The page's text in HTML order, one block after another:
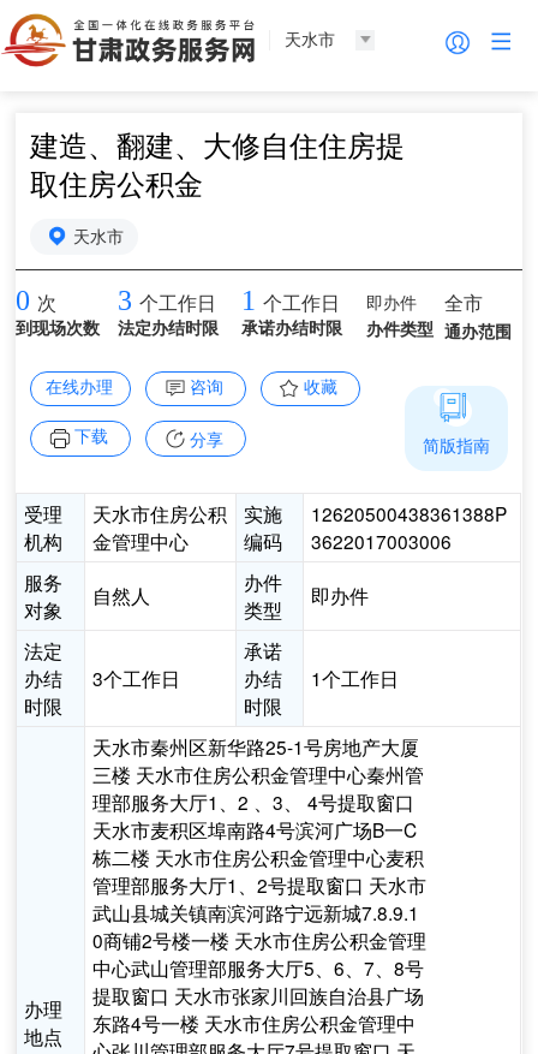
天水市
建造、翻建、大修自住住房提
取住房公积金
天水市
0 次
到现场次数
3 个工作日
法定办结时限
1 个工作日
承诺办结时限
即办件
办件类型
全市
通办范围
在线办理 咨询 收藏
下载 分享
受理
机构
天水市住房公积
金管理中心
实施
编码
12620500438361388P
3622017003006
服务
对象
自然人
办件
类型
即办件
法定
办结
时限
3个工作日
承诺
办结
时限
1个工作日
办理
地点
天水市秦州区新华路25-1号房地产大厦
三楼 天水市住房公积金管理中心秦州管
理部服务大厅1、2 、3、 4号提取窗口
天水市麦积区埠南路4号滨河广场B一C
栋二楼 天水市住房公积金管理中心麦积
管理部服务大厅1、2号提取窗口 天水市
武山县城关镇南滨河路宁远新城7.8.9.1
0商铺2号楼一楼 天水市住房公积金管理
中心武山管理部服务大厅5、6、7、8号
提取窗口 天水市张家川回族自治县广场
东路4号一楼 天水市住房公积金管理中
简版指南